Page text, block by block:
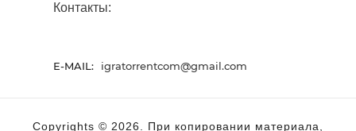
Контакты:
E-MAIL: igratorrentcom@gmail.com
Copyrights © 2026. При копировании материала,